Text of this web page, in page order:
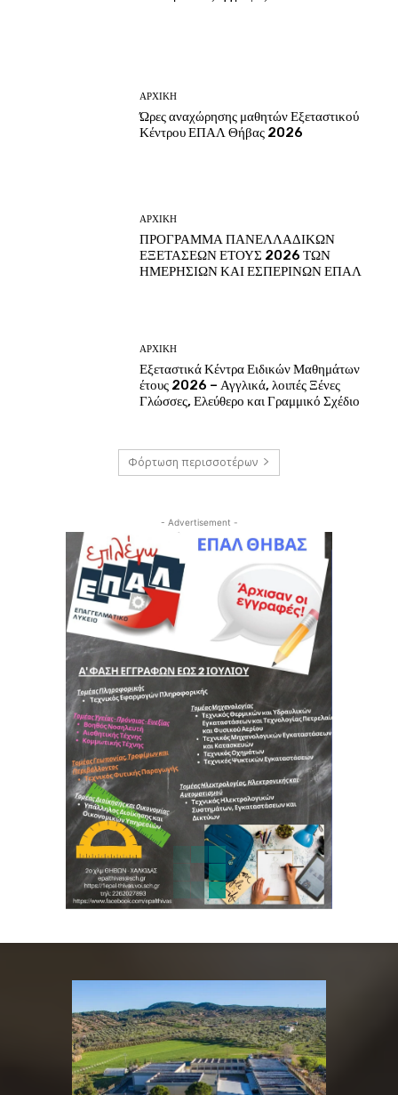
ΑΡΧΙΚΗ
Ώρες αναχώρησης μαθητών Εξεταστικού
Κέντρου ΕΠΑΛ Θήβας 2026
ΑΡΧΙΚΗ
ΠΡΟΓΡΑΜΜΑ ΠΑΝΕΛΛΑΔΙΚΩΝ
ΕΞΕΤΑΣΕΩΝ ΕΤΟΥΣ 2026 ΤΩΝ
ΗΜΕΡΗΣΙΩΝ ΚΑΙ ΕΣΠΕΡΙΝΩΝ ΕΠΑΛ
ΑΡΧΙΚΗ
Εξεταστικά Κέντρα Ειδικών Μαθημάτων
έτους 2026 – Αγγλικά, λοιπές Ξένες
Γλώσσες, Ελεύθερο και Γραμμικό Σχέδιο
Φόρτωση περισσοτέρων
- Advertisement -